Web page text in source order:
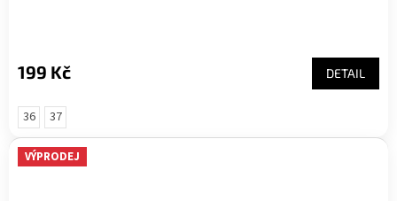
199 Kč DETAIL
36 37
VÝPRODEJ